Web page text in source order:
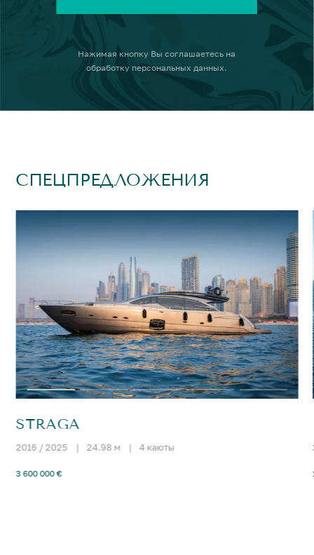
Нажимая кнопку Вы соглашаетесь на
обработку персональных данных.
СПЕЦПРЕДЛОЖЕНИЯ
STRAGA
2016 / 2025 | 24.98 м | 4 каюты
3 600 000 €